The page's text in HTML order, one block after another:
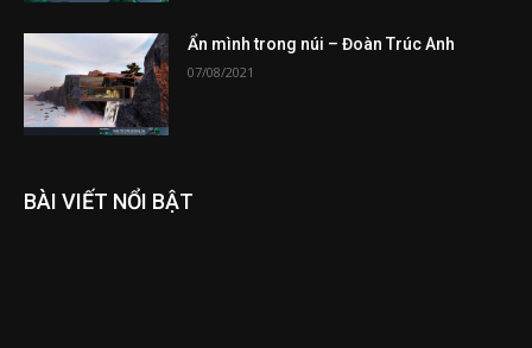
Ẩn mình trong núi – Đoàn Trúc Anh
07/08/2021
BÀI VIẾT NỔI BẬT